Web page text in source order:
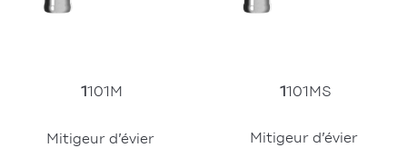
1101M
Mitigeur d’évier
1101MS
Mitigeur d’évier